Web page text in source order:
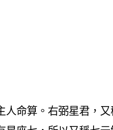
人命算。右弼星君，